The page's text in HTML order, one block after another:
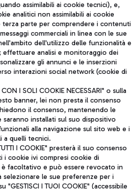
TRAVEL JOURNAL
ITA
- Società soggetta a direzione e
S.p.A.
Imprese di Roma 13032990155 P.
int. vers.
assimilabili ai cookie tecnici), e,
analitici non assimilabili ai cookie
terza parte per comprendere i contenuti
commerciali in linea con le sue
dell'utilizzo delle funzionalità e
effettuare analisi e monitoraggio dei
gli annunci e le inserzioni
interazioni social network (cookie di
I SOLI COOKIE NECESSARI" o sulla
banner, lei non presta il consenso
il consenso, mantenendo le
installati sul suo dispositivo
alla navigazione sul sito web e i
a quelli tecnici.
I COOKIE" presterà il suo consenso
i cookie ivi compresi cookie di
facoltativo e può essere revocato in
selezionare le sue preferenze per i
"GESTISCI I TUOI COOKIE" (accessibile